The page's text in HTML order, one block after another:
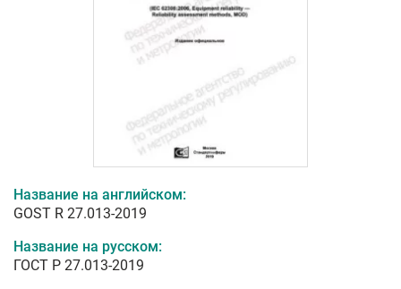
Название на английском:
GOST R 27.013-2019
Название на русском:
ГОСТ Р 27.013-2019